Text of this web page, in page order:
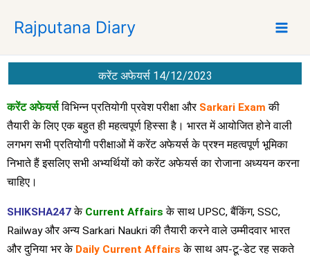
p
Rajputana Diary
करेंट अफेयर्स 14/12/2023
करेंट अफेयर्सविभिन्न प्रतियोगी प्रवेश परीक्षा और Sarkari Exam की
तैयारी के लिए एक बहुत ही महत्वपूर्ण हिस्सा है। भारत में आयोजित होने वाली
लगभग सभी प्रतियोगी परीक्षाओं में करेंट अफेयर्स के प्रश्न महत्वपूर्ण भूमिका
निभाते हैं इसलिए सभी अभ्यर्थियों को करेंट अफेयर्स का रोजाना अध्ययन करना
चाहिए।
SHIKSHA247केCurrent Affairsके साथ UPSC, बैंकिंग, SSC,
Railway और अन्य Sarkari Naukri की तैयारी करने वाले उम्मीदवार भारत
और दुनिया भर के Daily Current Affairs के साथ अप-टू-डेट रह सकते